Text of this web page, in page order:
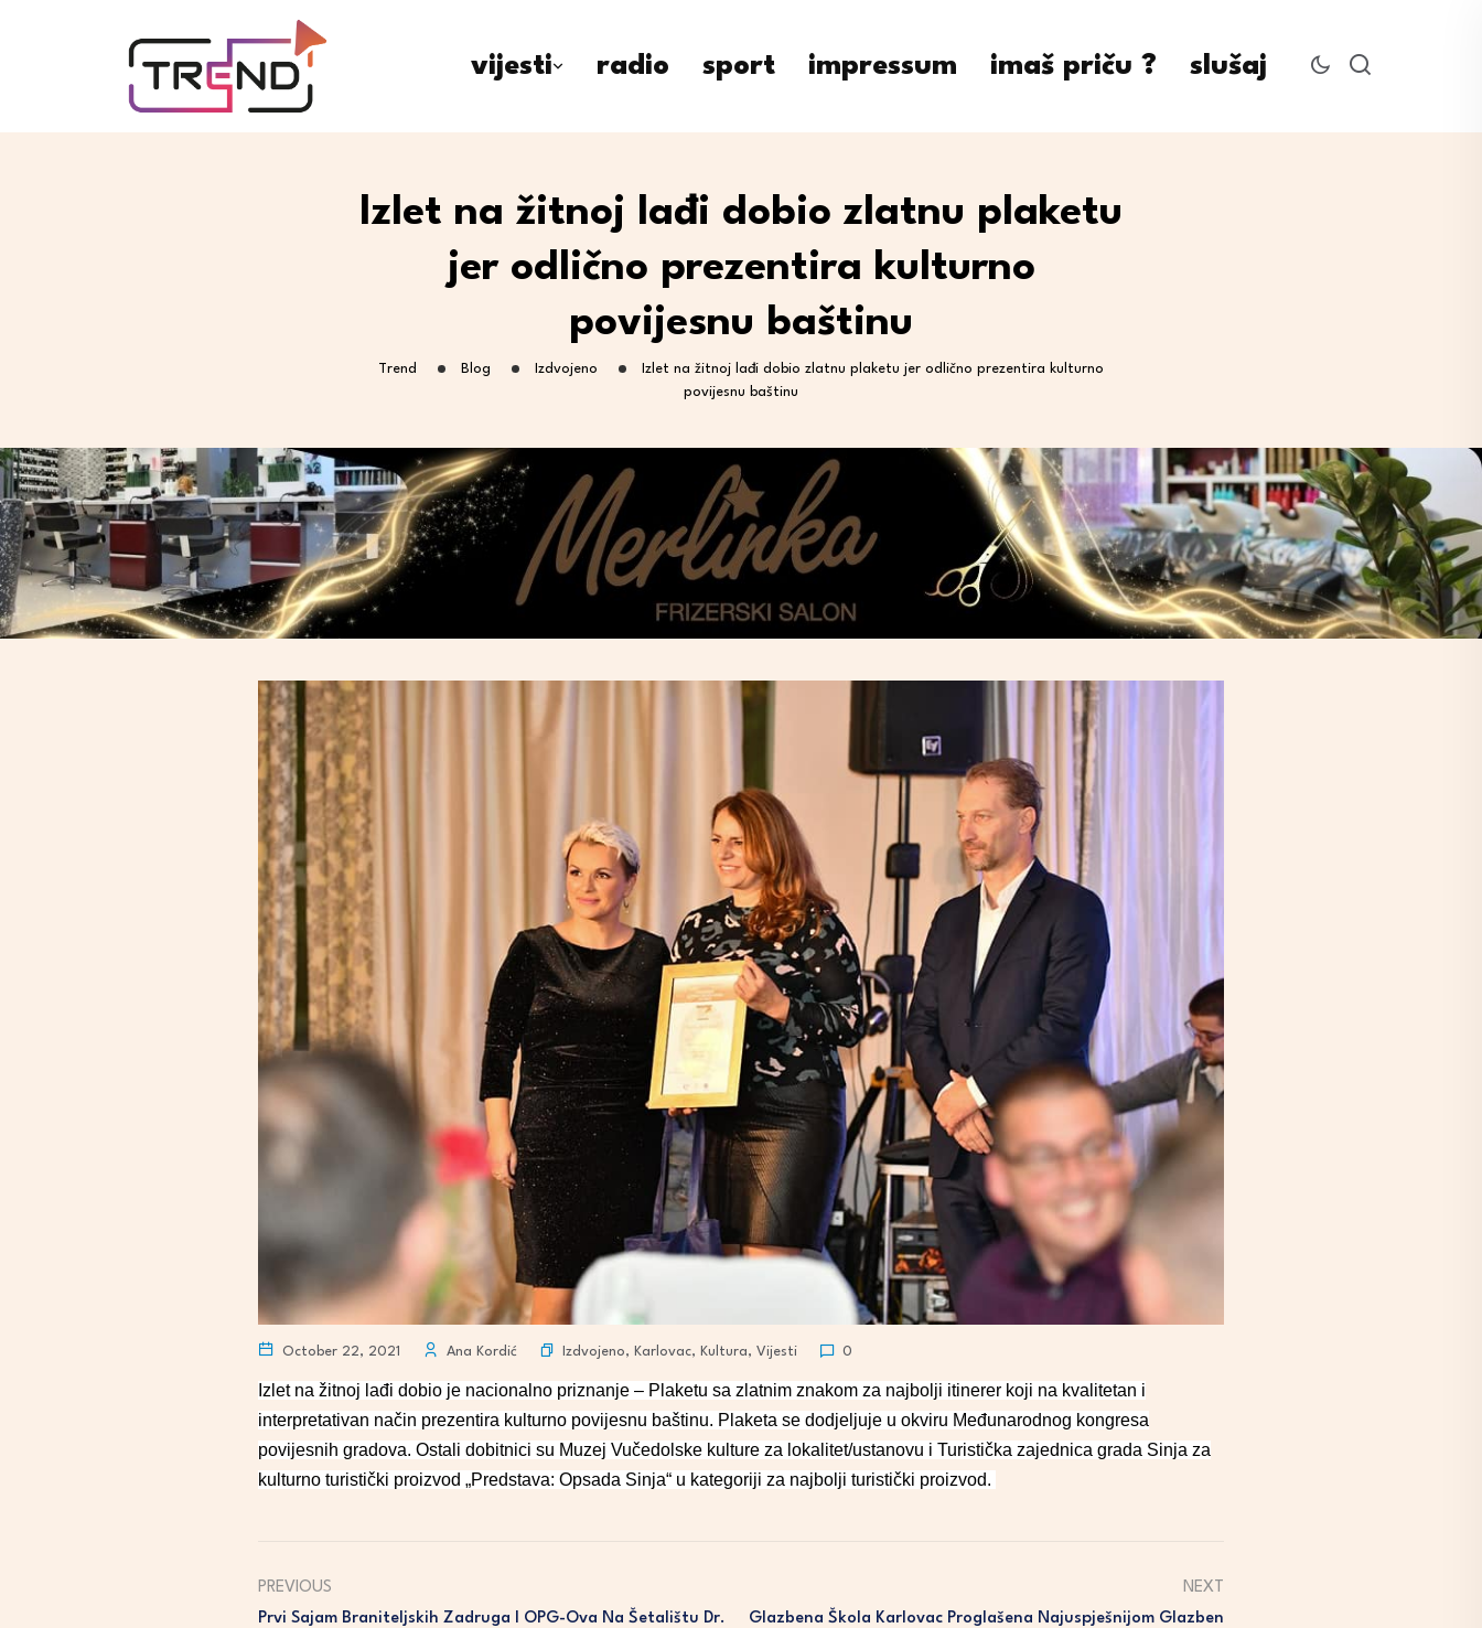
vijesti radio sport impressum imaš priču ? slušaj
Izlet na žitnoj lađi dobio zlatnu plaketu
jer odlično prezentira kulturno
povijesnu baštinu
Trend Blog Izdvojeno
Izlet na žitnoj lađi dobio zlatnu plaketu jer odlično prezentira kulturno
povijesnu baštinu
October 22, 2021 Ana Kordić Izdvojeno, Karlovac, Kultura, Vijesti 0
Izlet na žitnoj lađi dobio je nacionalno priznanje – Plaketu sa zlatnim znakom za najbolji itinerer koji na kvalitetan i
interpretativan način prezentira kulturno povijesnu baštinu. Plaketa se dodjeljuje u okviru Međunarodnog kongresa
povijesnih gradova. Ostali dobitnici su Muzej Vučedolske kulture za lokalitet/ustanovu i Turistička zajednica grada Sinja za
kulturno turistički proizvod „Predstava: Opsada Sinja“ u kategoriji za najbolji turistički proizvod.
PREVIOUS
Prvi Sajam Braniteljskih Zadruga I OPG-Ova Na Šetalištu Dr.
NEXT
Glazbena Škola Karlovac Proglašena Najuspješnijom Glazben